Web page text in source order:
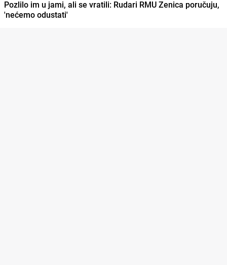
Pozlilo im u jami, ali se vratili: Rudari RMU Zenica poručuju,
'nećemo odustati'